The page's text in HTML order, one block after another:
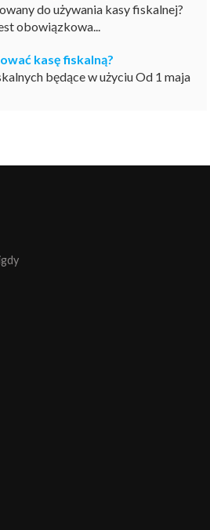
do używania kasy fiskalnej?
obowiązkowa...
kasę fiskalną?
będące w użyciu Od 1 maja